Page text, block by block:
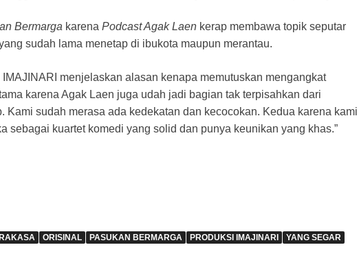
Bermarga karena Podcast Agak Laen kerap membawa topik seputar
sudah lama menetap di ibukota maupun merantau.
menjelaskan alasan kenapa memutuskan mengangkat
karena Agak Laen juga udah jadi bagian tak terpisahkan dari
Kami sudah merasa ada kedekatan dan kecocokan. Kedua karena kami
sebagai kuartet komedi yang solid dan punya keunikan yang khas.”
ORISINAL PASUKAN BERMARGA PRODUKSI IMAJINARI YANG SEGAR